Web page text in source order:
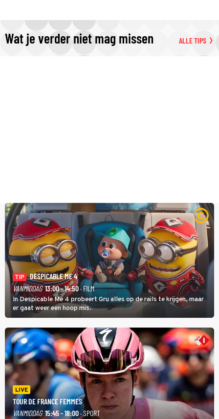
Wat je verder niet mag missen ALLE TIPS
TIP
DESPICABLE ME 4
VANMIDDAG 13:00 - 14:50· FILM
In Despicable Me 4 probeert Gru alles op de rails te krijgen, maar
er gaat weer een hoop mis.
LIVE
TOUR DE FRANCE FEMMES
VANMIDDAG 15:45 - 18:00· SPORT